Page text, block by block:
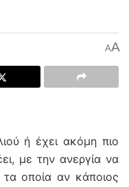
AA
ή έχει ακόμη πιο
με την ανεργία να
οποία αν κάποιος